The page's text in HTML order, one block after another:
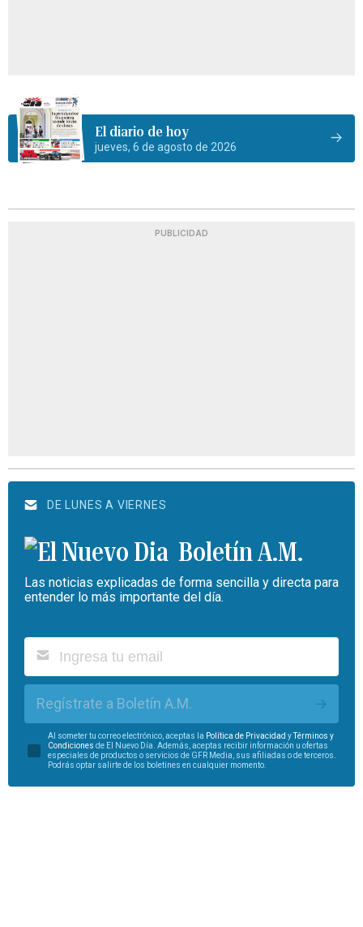
El diario de hoy
jueves, 6 de agosto de 2026
PUBLICIDAD
DE LUNES A VIERNES
Boletín A.M.
Las noticias explicadas de forma sencilla y directa para
entender lo más importante del día.
Regístrate a Boletín A.M.
Al someter tu correo electrónico, aceptas la Política de Privacidad y
Términos y
Condiciones de El Nuevo Día. Además, aceptas recibir información u ofertas
especiales de productos o servicios de GFR Media, sus afiliadas o de terceros.
Podrás optar salirte de los boletines en cualquier momento.